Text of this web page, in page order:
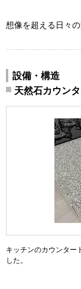
想像を超える日々
設備・構造
天然石カウン
キッチンのカウンター
した。